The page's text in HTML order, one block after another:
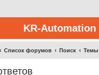
KR-Automation
Список форумов Поиск Темы